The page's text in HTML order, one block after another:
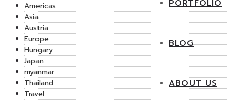
PORTFOLIO
BLOG
ABOUT US
Americas
Asia
Austria
Europe
Hungary
Japan
myanmar
Thailand
Travel